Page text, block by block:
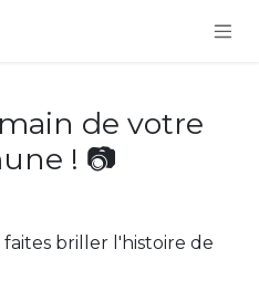
de votre
! 📷
faites briller l'histoire de